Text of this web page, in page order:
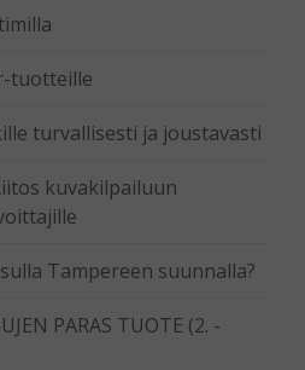
tuotteille
turvallisesti ja joustavasti
kuvakilpailuun
Tampereen suunnalla?
PARAS TUOTE (2. -